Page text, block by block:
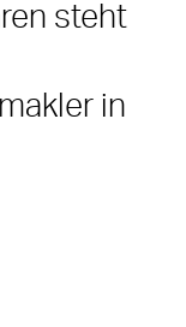
steht
in